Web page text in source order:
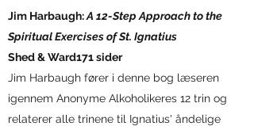
Jim Harbaugh:A 12-Step Approach to the
Spiritual Exercises of St. Ignatius
Shed & Ward171 sider
Jim Harbaugh fører i denne bog læseren
igennem Anonyme Alkoholikeres 12 trin og
relaterer alle trinene til Ignatius' åndelige